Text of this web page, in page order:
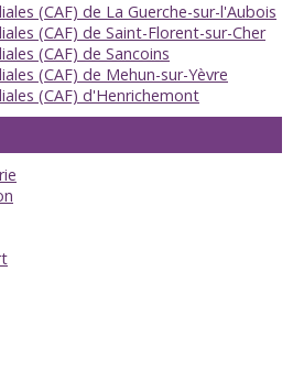
(CAF) de La Guerche-sur-l'Aubois
(CAF) de Saint-Florent-sur-Cher
(CAF) de Sancoins
(CAF) de Mehun-sur-Yèvre
(CAF) d'Henrichemont